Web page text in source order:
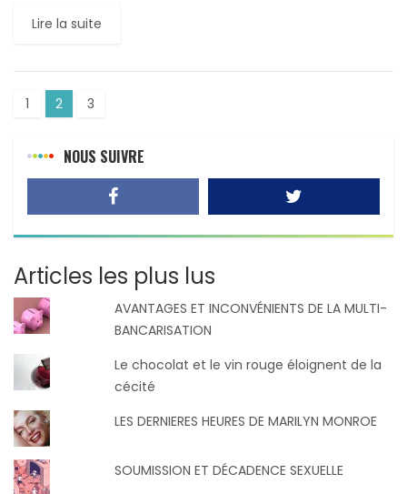
Lire la suite
1 2 3
NOUS SUIVRE
Articles les plus lus
AVANTAGES ET INCONVÉNIENTS DE LA MULTI-
BANCARISATION
Le chocolat et le vin rouge éloignent de la
cécité
LES DERNIERES HEURES DE MARILYN MONROE
SOUMISSION ET DÉCADENCE SEXUELLE